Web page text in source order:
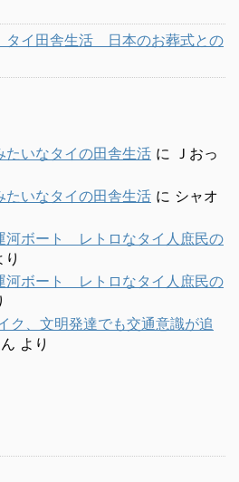
タイ田舎生活 日本のお葬式との
いなタイの田舎生活 に Ｊおっ
いなタイの田舎生活 に シャオ
ボート レトロなタイ人庶民の
り
ボート レトロなタイ人庶民の
ク、文明発達でも交通意識が追
より